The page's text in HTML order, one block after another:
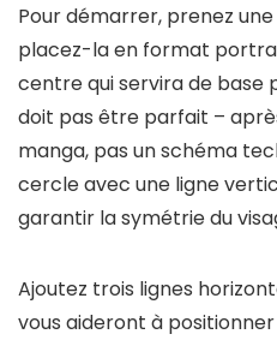
Pour démarrer, prenez
placez-la en format
centre qui servira de base
doit pas être parfait –
manga, pas un schéma
cercle avec une ligne
garantir la symétrie du
Ajoutez trois lignes
vous aideront à